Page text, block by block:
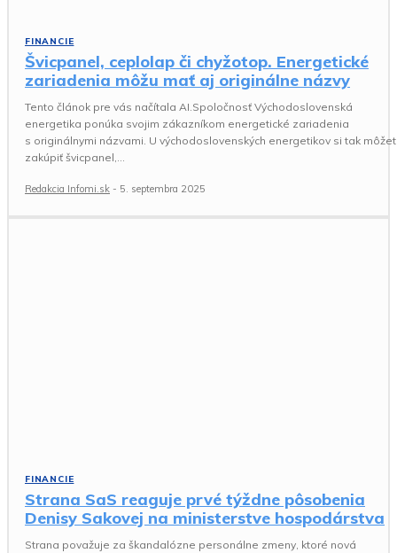
FINANCIE
Švicpanel, ceplolap či chyžotop. Energetické
zariadenia môžu mať aj originálne názvy
Tento článok pre vás načítala AI.Spoločnosť Východoslovenská
energetika ponúka svojim zákazníkom energetické zariadenia
s originálnymi názvami. U východoslovenských energetikov si tak
zakúpiť švicpanel,...
Redakcia Infomi.sk - 5. septembra 2025
FINANCIE
Strana SaS reaguje prvé týždne pôsobenia
Denisy Sakovej na ministerstve hospodárstva
Strana považuje za škandalózne personálne zmeny, ktoré nová